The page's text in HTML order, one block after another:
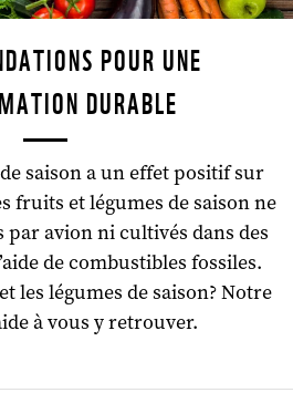
POUR UNE
DURABLE
saison a un effet positif sur
fruits et légumes de saison ne
avion ni cultivés dans des
de combustibles fossiles.
les légumes de saison?Notre
à vous y retrouver.